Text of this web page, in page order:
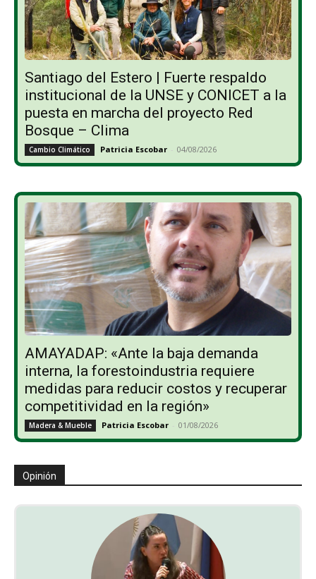
Santiago del Estero | Fuerte respaldo
institucional de la UNSE y CONICET a la
puesta en marcha del proyecto Red
Bosque – Clima
Cambio Climático Patricia Escobar - 04/08/2026
AMAYADAP: «Ante la baja demanda
interna, la forestoindustria requiere
medidas para reducir costos y recuperar
competitividad en la región»
Madera & Mueble Patricia Escobar - 01/08/2026
Opinión